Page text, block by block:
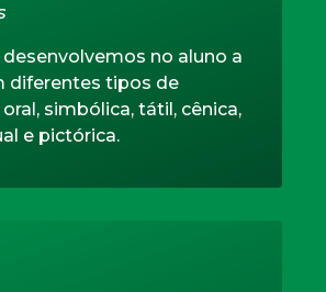
desenvolvemos no aluno a
diferentes tipos de
simbólica, tátil, cênica,
e pictórica.